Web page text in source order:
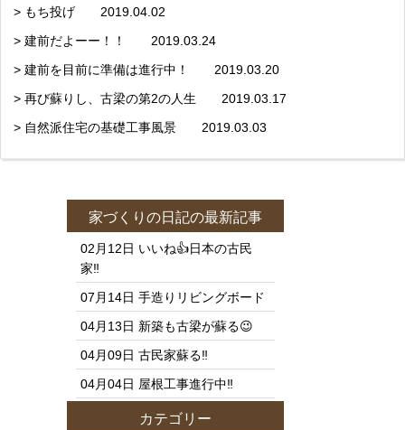
> もち投げ 2019.04.02
> 建前だよーー！！ 2019.03.24
> 建前を目前に準備は進行中！ 2019.03.20
> 再び蘇りし、古梁の第2の人生 2019.03.17
> 自然派住宅の基礎工事風景 2019.03.03
家づくりの日記の最新記事
02月12日 いいね👍日本の古民
家‼️
07月14日 手造りリビングボード
04月13日 新築も古梁が蘇る😉
04月09日 古民家蘇る‼️
04月04日 屋根工事進行中‼️
カテゴリー